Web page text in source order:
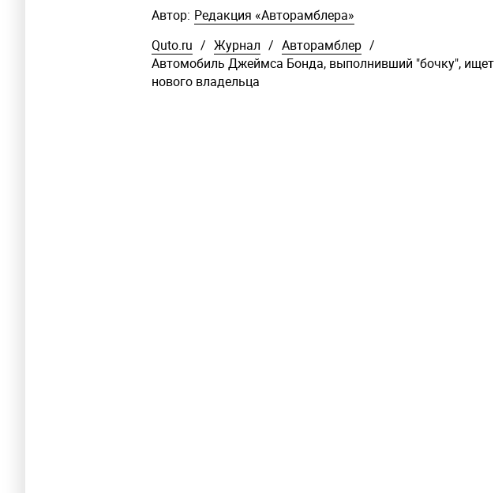
Автор: Редакция «Авторамблера»
Quto.ru / Журнал / Авторамблер /
Автомобиль Джеймса Бонда, выполнивший "бочку", ищет
нового владельца